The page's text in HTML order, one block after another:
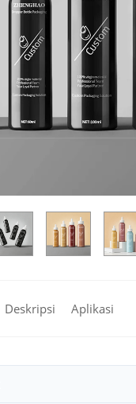
Deskripsi Aplikasi